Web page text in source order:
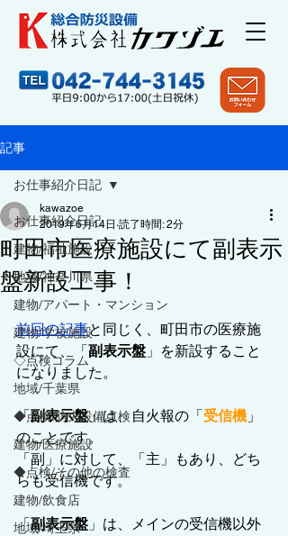
記事
お仕事紹介日記
建物/福祉施設
地域/神奈川県
建物/アパート・マンション
建物/学校施設
◇点検コラム
地域/千葉県
◆点検/防火設備点検
建物/医療施設
◆点検/その他の検査
建物/飲食店
地域/埼玉県
お仕事紹介日記
町田市医療施設にて副表示
盤新設工事！
kawazoe
2019年6月14日 読了時間: 2分
前回の記事と同じく、町田市の医療施
設にて、「副表示盤 」を新設すること
になりました。
「副表示盤」は、自火報の「受信機 」
のことです。
「副」に対して、「主」もあり、どち
らも受信機です。
「副表示盤 」は、メインの受信機以外